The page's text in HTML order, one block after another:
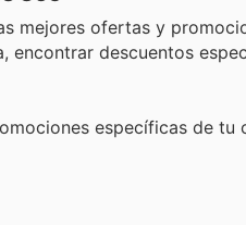
mejores ofertas y
encontrar descuentos
específicas de